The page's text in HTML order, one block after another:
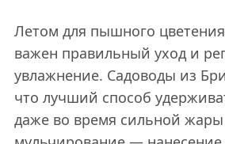
Летом для пышного
важен правильный уход и
увлажнение. Садоводы из
что лучший способ
даже во время сильной